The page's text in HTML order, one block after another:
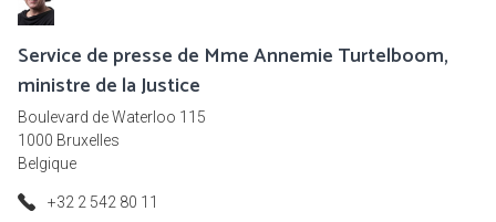
Service de presse de Mme Annemie Turtelboom,
ministre de la Justice
Boulevard de Waterloo 115
1000 Bruxelles
Belgique
+32 2 542 80 11